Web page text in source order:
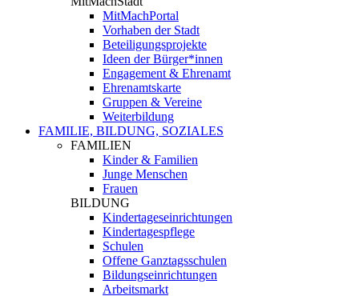
MitMachPortal
Vorhaben der Stadt
Beteiligungsprojekte
Ideen der Bürger*innen
Engagement & Ehrenamt
Ehrenamtskarte
Gruppen & Vereine
Weiterbildung
FAMILIE, BILDUNG, SOZIALES
FAMILIEN
Kinder & Familien
Junge Menschen
Frauen
BILDUNG
Kindertageseinrichtungen
Kindertagespflege
Schulen
Offene Ganztagsschulen
Bildungseinrichtungen
Arbeitsmarkt